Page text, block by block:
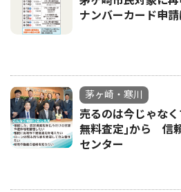
ナンバーカード申
茅ヶ崎・寒川
売るのは今じゃな
無料査定｣から 信
センター